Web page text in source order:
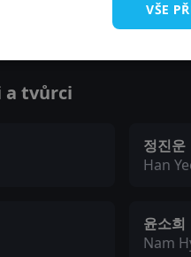
a tvůrci
정진운
Han
윤소희
Nam
VŠE